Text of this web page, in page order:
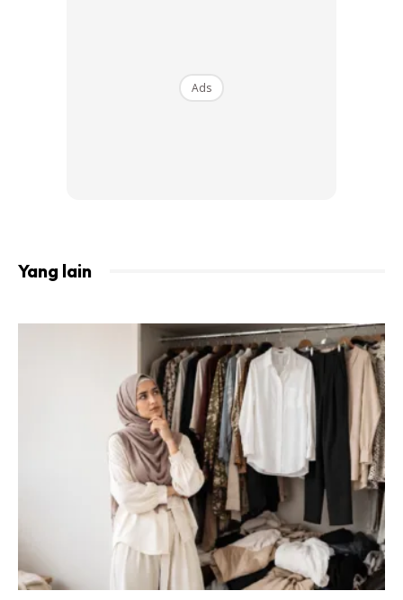
Menjaga Kesihatan Mata
Bahagian kuning telur memiliki lutein dan zeaksantin yang
mudah diserap oleh tubuh kamu. Kedua-dua kandungan ini
sangat bagus untuk menjaga kesihatan mata dan
melindunginya dari kerosakan akibat paparan sinar ultra-
violet yang berlebihan.
Ads
Yang lain